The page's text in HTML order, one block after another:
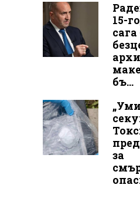
15-
сага
бъ...
за